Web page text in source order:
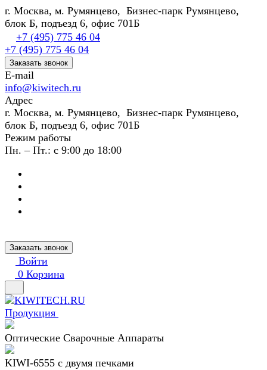
г. Москва, м. Румянцево, Бизнес-парк Румянцево,
блок Б, подъезд 6, офис 701Б
+7 (495) 775 46 04
+7 (495) 775 46 04
Заказать звонок
E-mail
info@kiwitech.ru
Адрес
г. Москва, м. Румянцево, Бизнес-парк Румянцево,
блок Б, подъезд 6, офис 701Б
Режим работы
Пн. – Пт.: с 9:00 до 18:00
Заказать звонок
Войти
0 Корзина
Продукция
Оптические Сварочные Аппараты
KIWI-6555 c двумя печками